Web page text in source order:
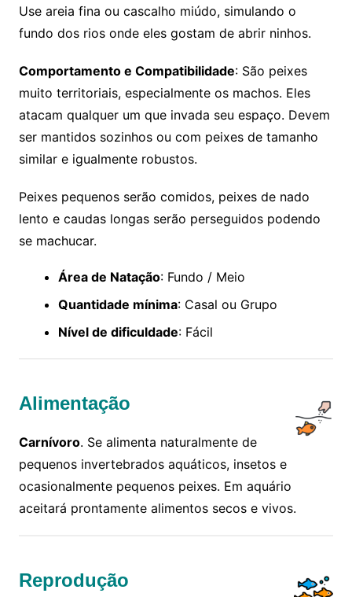
Use areia fina ou cascalho miúdo, simulando o
fundo dos rios onde eles gostam de abrir ninhos.
Comportamento e Compatibilidade: São peixes
muito territoriais, especialmente os machos. Eles
atacam qualquer um que invada seu espaço. Devem
ser mantidos sozinhos ou com peixes de tamanho
similar e igualmente robustos.
Peixes pequenos serão comidos, peixes de nado
lento e caudas longas serão perseguidos podendo
se machucar.
Área de Natação: Fundo / Meio
Quantidade mínima: Casal ou Grupo
Nível de dificuldade: Fácil
Alimentação
Carnívoro. Se alimenta naturalmente de
pequenos invertebrados aquáticos, insetos e
ocasionalmente pequenos peixes. Em aquário
aceitará prontamente alimentos secos e vivos.
Reprodução